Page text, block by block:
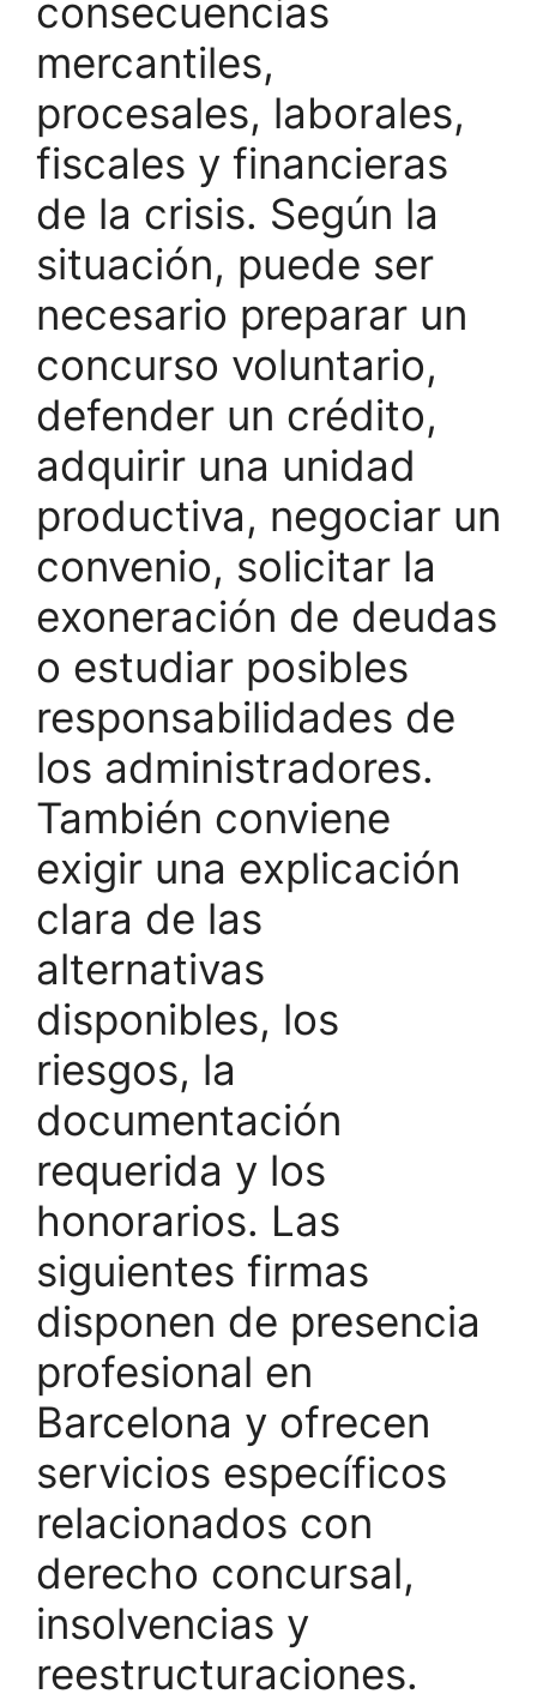
consecuencias
mercantiles,
procesales, laborales,
fiscales y financieras
de la crisis. Según la
situación, puede ser
necesario preparar un
concurso voluntario,
defender un crédito,
adquirir una unidad
productiva, negociar un
convenio, solicitar la
exoneración de deudas
o estudiar posibles
responsabilidades de
los administradores.
También conviene
exigir una explicación
clara de las
alternativas
disponibles, los
riesgos, la
documentación
requerida y los
honorarios. Las
siguientes firmas
disponen de presencia
profesional en
Barcelona y ofrecen
servicios específicos
relacionados con
derecho concursal,
insolvencias y
reestructuraciones.